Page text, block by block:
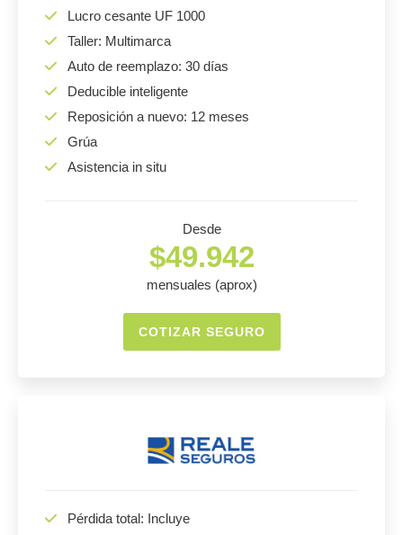
Lucro cesante UF 1000
Taller: Multimarca
Auto de reemplazo: 30 días
Deducible inteligente
Reposición a nuevo: 12 meses
Grúa
Asistencia in situ
Desde
$49.942
mensuales (aprox)
COTIZAR SEGURO
Pérdida total: Incluye